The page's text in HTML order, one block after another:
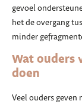
gevoel
het de overgang
minder
Wat ouders
doen
Veel ouders geven